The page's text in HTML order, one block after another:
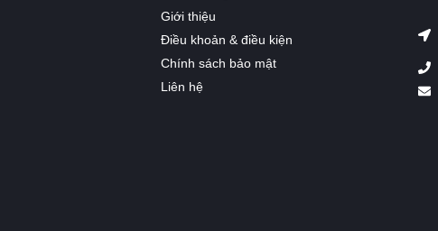
Giới thiệu
Điều khoản & điều kiện
Chính sách bảo mật
Liên hệ